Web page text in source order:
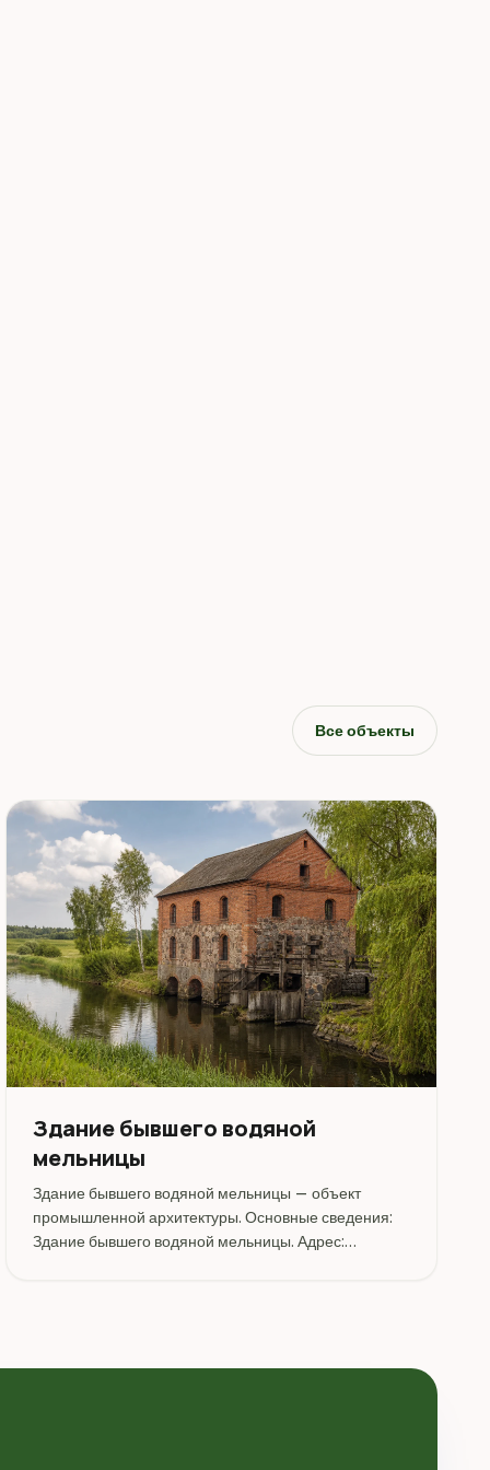
Все объекты
Здание бывшего водяной
мельницы
Здание бывшего водяной мельницы — объект
промышленной архитектуры. Основные сведения:
Здание бывшего водяной мельницы. Адрес: